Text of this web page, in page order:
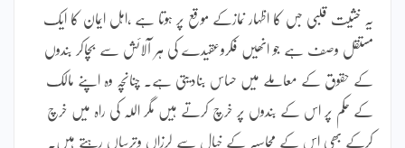
یہ خشیت قلبی جس کا اظہار نمازکے موقع پر ہوتا ہے ،اہل ایمان کا ایک
مستقل وصف ہے جو انھیں فکروعقیدے کی ہر آلائش سے بچاکر بندوں
کے حقوق کے معاملے میں حساس بنادیتی ہے۔ چنانچہ وہ اپنے مالک
کے حکم پر اس کے بندوں پر خرچ کرتے ہیں مگر اللہ کی راہ میں خرچ
کرکے بھی اس کے محاسبہ کے خیال سے لرزاں وترساں رہتے ہیں۔